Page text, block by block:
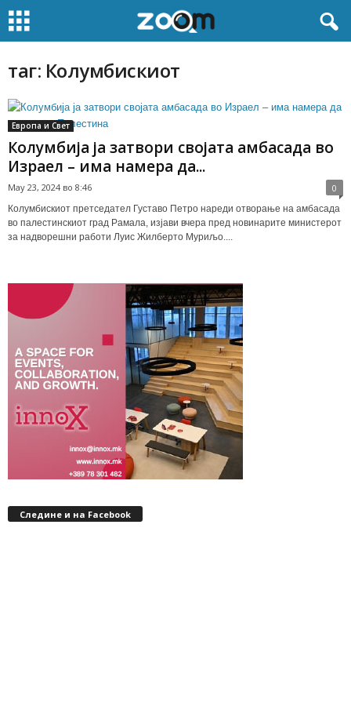
таг: Колумбискиот
Европа и Свет
Колумбија ја затвори својата амбасада во
Израел – има намера да...
May 23, 2024 во 8:46 0
Колумбискиот претседател Густаво Петро нареди отворање на амбасада
во палестинскиот град Рамала, изјави вчера пред новинарите министерот
за надворешни работи Луис Жилберто Муриљо....
Следине и на Facebook